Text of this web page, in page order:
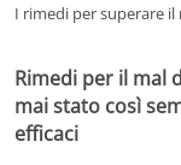
I rimedi per superare
Rimedi per il mal
mai stato così
efficaci